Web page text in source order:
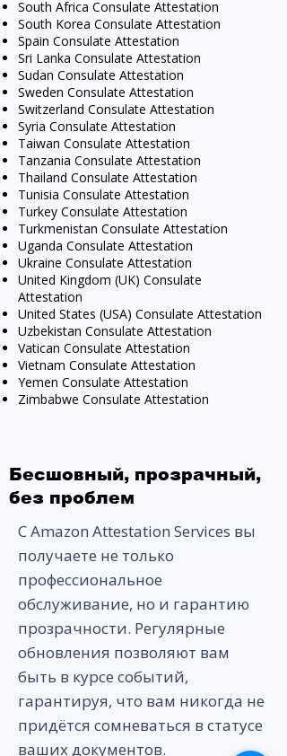
South Africa Consulate Attestation
South Korea Consulate Attestation
Spain Consulate Attestation
Sri Lanka Consulate Attestation
Sudan Consulate Attestation
Sweden Consulate Attestation
Switzerland Consulate Attestation
Syria Consulate Attestation
Taiwan Consulate Attestation
Tanzania Consulate Attestation
Thailand Consulate Attestation
Tunisia Consulate Attestation
Turkey Consulate Attestation
Turkmenistan Consulate Attestation
Uganda Consulate Attestation
Ukraine Consulate Attestation
United Kingdom (UK) Consulate
Attestation
United States (USA) Consulate Attestation
Uzbekistan Consulate Attestation
Vatican Consulate Attestation
Vietnam Consulate Attestation
Yemen Consulate Attestation
Zimbabwe Consulate Attestation
Бесшовный, прозрачный,
без проблем
С Amazon Attestation Services вы
получаете не только
профессиональное
обслуживание, но и гарантию
прозрачности. Регулярные
обновления позволяют вам
быть в курсе событий,
гарантируя, что вам никогда не
придётся сомневаться в статусе
ваших документов.